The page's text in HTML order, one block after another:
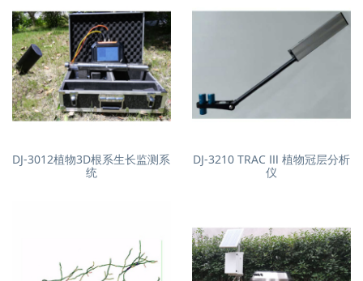
DJ-3012植物3D根系生长监测系
统
DJ-3210 TRAC Ⅲ 植物冠层分析
仪